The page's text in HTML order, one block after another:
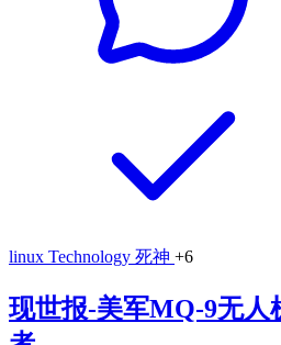
linux Technology 死神 +6
现世报-美军MQ-9无人